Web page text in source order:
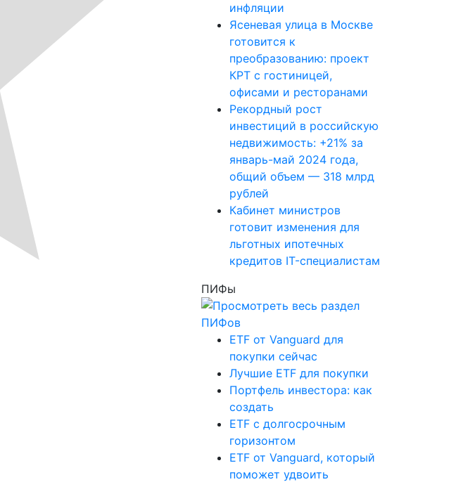
инфляции
Ясеневая улица в Москве
готовится к
преобразованию: проект
КРТ с гостиницей,
офисами и ресторанами
Рекордный рост
инвестиций в российскую
недвижимость: +21% за
январь-май 2024 года,
общий объем — 318 млрд
рублей
Кабинет министров
готовит изменения для
льготных ипотечных
кредитов IT-специалистам
ПИФы
ETF от Vanguard для
покупки сейчас
Лучшие ETF для покупки
Портфель инвестора: как
создать
ETF с долгосрочным
горизонтом
ETF от Vanguard, который
поможет удвоить